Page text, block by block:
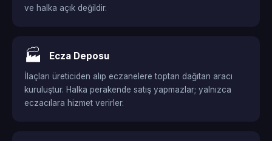
ve halka açık değildir.
🏭 Ecza Deposu
İlaçları üreticiden alıp eczanelere toptan dağıtan aracı
kuruluştur. Halka perakende satış yapmazlar; yalnızca
eczacılara hizmet verirler.